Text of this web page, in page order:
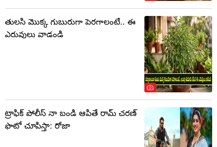
తులసి మొక్క గుబురుగా పెరగాలంటే.. ఈ
ఎరువులు వాడండి
ట్రాఫిక్ పోలీస్ నా బండి ఆపితే రామ్ చరణ్
ఫొటో చూపిస్తా: రోజా